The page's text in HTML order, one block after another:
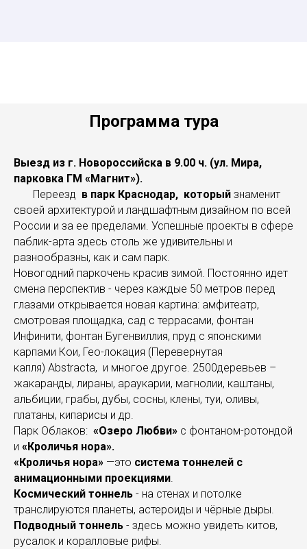
Программа тура
Выезд из г. Новороссийска в 9.00 ч. (ул. Мира,
парковка ГМ «Магнит»).
Переезд в парк Краснодар, который знаменит
своей архитектурой и ландшафтным дизайном по всей
России и за ее пределами. Успешные проекты в сфере
паблик-арта здесь столь же удивительны и
разнообразны, как и сам парк.
Новогодний паркочень красив зимой. Постоянно идет
смена перспектив - через каждые 50 метров перед
глазами открывается новая картина: амфитеатр,
смотровая площадка, сад с террасами, фонтан
Инфинити, фонтан Бугенвиллия, пруд с японскими
карпами Кои, Гео-локация (Перевернутая
капля) Abstracta, и многое другое. 2500деревьев –
жакаранды, лираны, араукарии, магнолии, каштаны,
альбиции, грабы, дубы, сосны, клены, туи, оливы,
платаны, кипарисы и др.
Парк Облаков: «Озеро Любви» с фонтаном-ротондой
и «Кроличья нора».
«Кроличья нора» —это система тоннелей с
анимационными проекциями.
Космический тоннель - на стенах и потолке
транслируются планеты, астероиды и чёрные дыры.
Подводный тоннель - здесь можно увидеть китов,
русалок и коралловые рифы.